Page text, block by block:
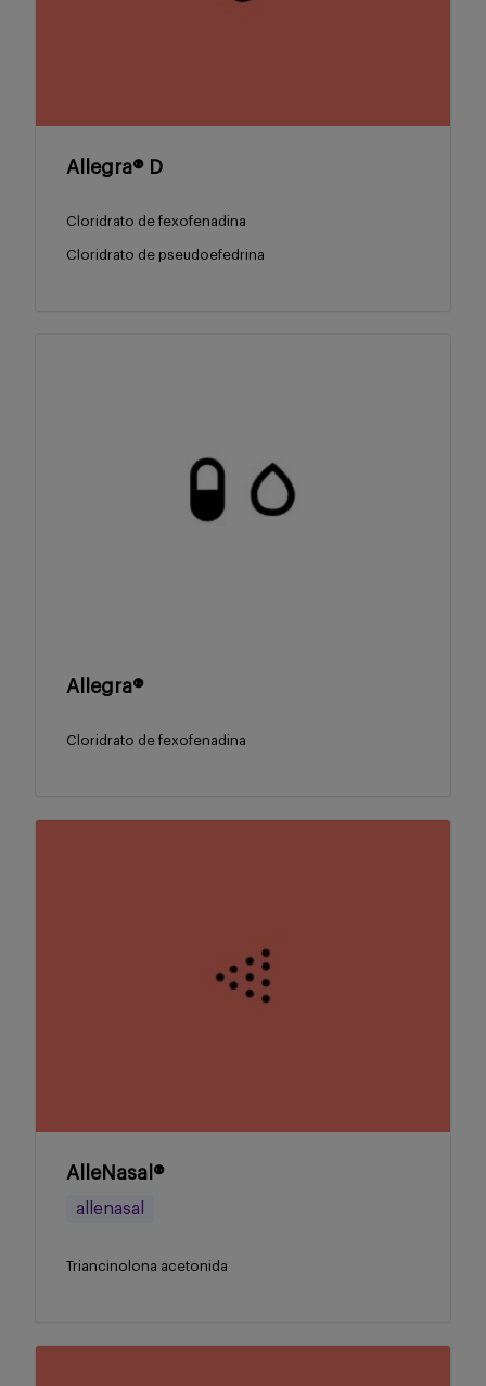
Allegra® D
Cloridrato de fexofenadina
Cloridrato de pseudoefedrina
Allegra®
Cloridrato de fexofenadina
AlleNasal®
allenasal
Triancinolona acetonida